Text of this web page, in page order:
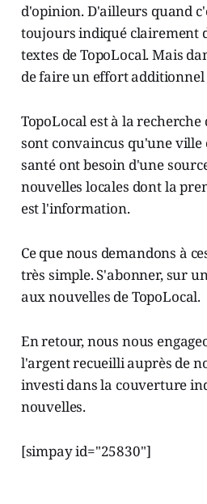
d'opinion. D'ailleurs quand
toujours indiqué clairement
textes de TopoLocal. Mais
de faire un effort
TopoLocal est à la
sont convaincus qu'une ville
santé ont besoin d'une
nouvelles locales dont la
est l'information.
Ce que nous demandons à
très simple. S'abonner, sur
aux nouvelles de TopoLocal.
En retour, nous nous
l'argent recueilli auprès de
investi dans la couverture
nouvelles.
[simpay id="25830"]